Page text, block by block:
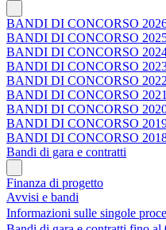
BANDI DI CONCORSO
BANDI DI CONCORSO
BANDI DI CONCORSO
BANDI DI CONCORSO
BANDI DI CONCORSO 2022
BANDI DI CONCORSO 2021
BANDI DI CONCORSO
BANDI DI CONCORSO
BANDI DI CONCORSO
Bandi di gara e contratti
Finanza di progetto
Avvisi e bandi
Informazioni sulle singole